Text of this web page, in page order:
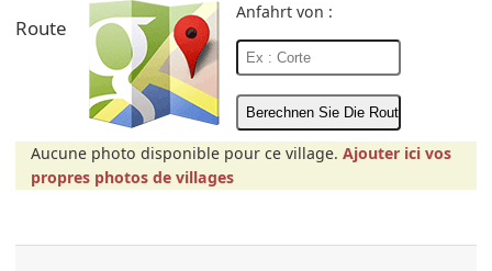
Route
Anfahrt von :
Aucune photo disponible pour ce village.Ajouter ici vos
propres photos de villages